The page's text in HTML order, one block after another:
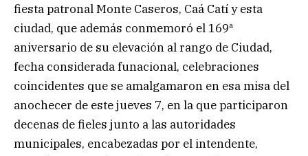
fiesta patronal Monte Caseros, Caá Catí y esta
ciudad, que además conmemoró el 169ª
aniversario de su elevación al rango de Ciudad,
fecha considerada funacional, celebraciones
coincidentes que se amalgamaron en esa misa del
anochecer de este jueves 7, en la que participaron
decenas de fieles junto a las autoridades
municipales, encabezadas por el intendente,